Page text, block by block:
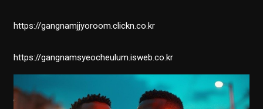
https://gangnamjjyoroom.clickn.co.kr
https://gangnamsyeocheulum.isweb.co.kr